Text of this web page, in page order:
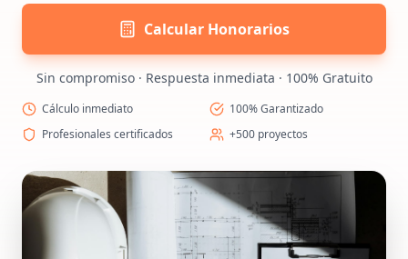
Calcular Honorarios
Sin compromiso · Respuesta inmediata · 100% Gratuito
Cálculo inmediato
100% Garantizado
Profesionales certificados
+500 proyectos